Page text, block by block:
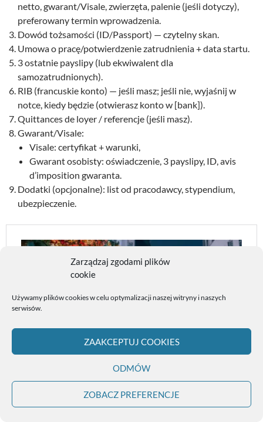
netto, gwarant/Visale, zwierzęta, palenie (jeśli dotyczy),
preferowany termin wprowadzenia.
Dowód tożsamości (ID/Passport) — czytelny skan.
Umowa o pracę/potwierdzenie zatrudnienia + data startu.
3 ostatnie payslipy (lub ekwiwalent dla
samozatrudnionych).
RIB (francuskie konto) — jeśli masz; jeśli nie, wyjaśnij w
notce, kiedy będzie (otwierasz konto w [bank]).
Quittances de loyer / referencje (jeśli masz).
Gwarant/Visale:
Visale: certyfikat + warunki,
Gwarant osobisty: oświadczenie, 3 payslipy, ID, avis
d’imposition gwaranta.
Dodatki (opcjonalne): list od pracodawcy, stypendium,
ubezpieczenie.
Zarządzaj zgodami plików
cookie
Używamy plików cookies w celu optymalizacji naszej witryny i naszych
serwisów.
ZAAKCEPTUJ COOKIES
ODMÓW
ZOBACZ PREFERENCJE